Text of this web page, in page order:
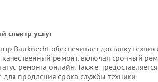
спектр услуг
Bauknecht обеспечивает доставку
качественный ремонт, включая срочный
ремонта онлайн. Также
для продления срока службы техники